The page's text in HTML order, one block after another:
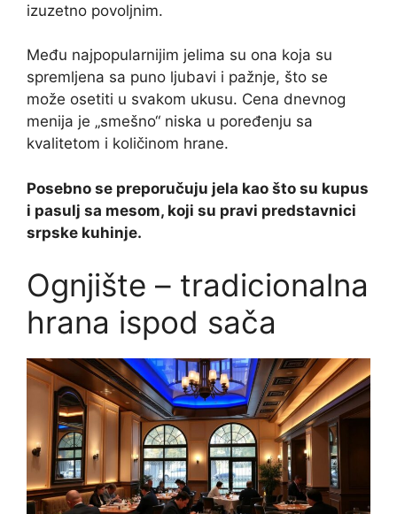
izuzetno povoljnim.
Među najpopularnijim jelima su ona koja su
spremljena sa puno ljubavi i pažnje, što se
može osetiti u svakom ukusu. Cena dnevnog
menija je „smešno“ niska u poređenju sa
kvalitetom i količinom hrane.
Posebno se preporučuju jela kao što su kupus
i pasulj sa mesom, koji su pravi predstavnici
srpske kuhinje.
Ognjište – tradicionalna
hrana ispod sača